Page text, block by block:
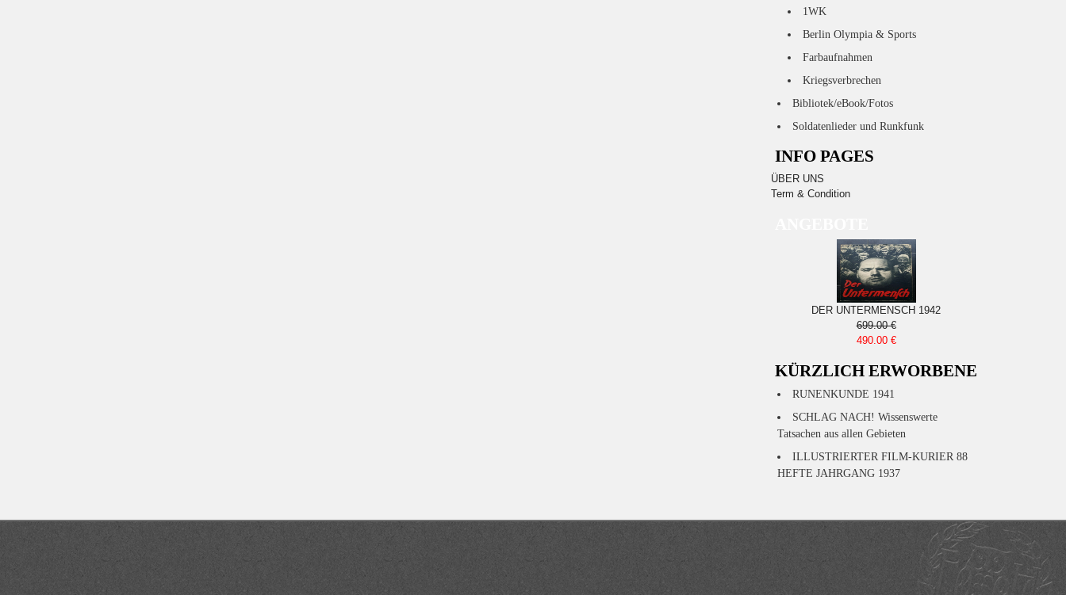
1WK
Berlin Olympia & Sports
Farbaufnahmen
Kriegsverbrechen
Bibliotek/eBook/Fotos
Soldatenlieder und Runkfunk
INFO PAGES
ÜBER UNS
Term & Condition
DER UNTERMENSCH 1942
699.00 €
490.00 €
KÜRZLICH ERWORBENE
RUNENKUNDE 1941
SCHLAG NACH! Wissenswerte
Tatsachen aus allen Gebieten
ILLUSTRIERTER FILM-KURIER 88
HEFTE JAHRGANG 1937